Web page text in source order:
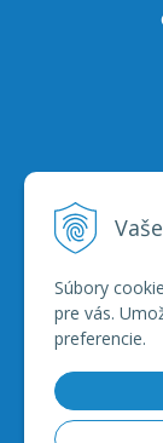
Súbory
pre vás.
preferencie.